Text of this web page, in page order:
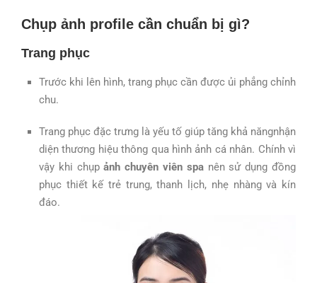
Chụp ảnh profile cần chuẩn bị gì?
Trang phục
Trước khi lên hình, trang phục cần được ủi phẳng chỉnh
chu.
Trang phục đặc trưng là yếu tố giúp tăng khả năngnhận
diện thương hiệu thông qua hình ảnh cá nhân. Chính vì
vậy khi chụpảnh chuyên viên spanên sử dụng đồng
phục thiết kế trẻ trung, thanh lịch, nhẹ nhàng và kín
đáo.